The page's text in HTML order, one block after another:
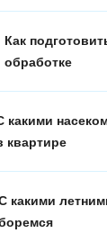
Как
обработке
какими
квартире
какими